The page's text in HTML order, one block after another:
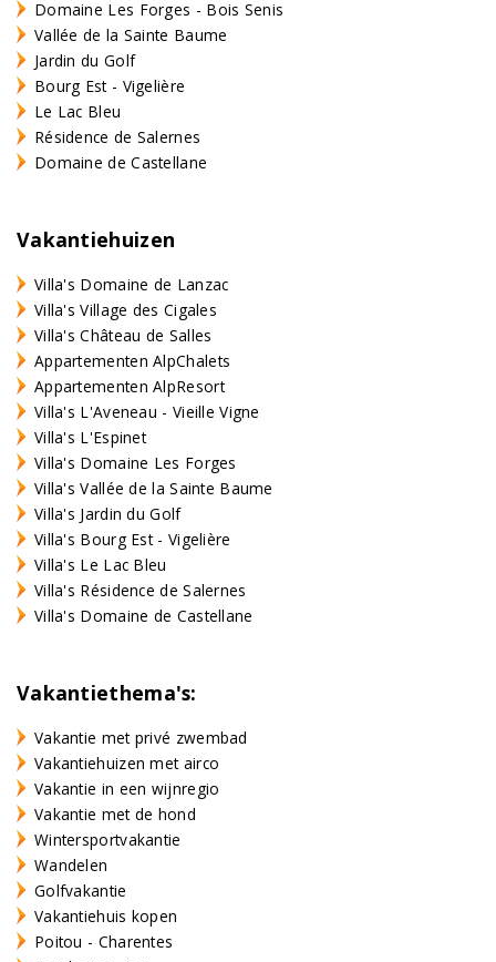
Domaine Les Forges - Bois Senis
Vallée de la Sainte Baume
Jardin du Golf
Bourg Est - Vigelière
Le Lac Bleu
Résidence de Salernes
Domaine de Castellane
Vakantiehuizen
Villa's Domaine de Lanzac
Villa's Village des Cigales
Villa's Château de Salles
Appartementen AlpChalets
Appartementen AlpResort
Villa's L'Aveneau - Vieille Vigne
Villa's L'Espinet
Villa's Domaine Les Forges
Villa's Vallée de la Sainte Baume
Villa's Jardin du Golf
Villa's Bourg Est - Vigelière
Villa's Le Lac Bleu
Villa's Résidence de Salernes
Villa's Domaine de Castellane
Vakantiethema's:
Vakantie met privé zwembad
Vakantiehuizen met airco
Vakantie in een wijnregio
Vakantie met de hond
Wintersportvakantie
Wandelen
Golfvakantie
Vakantiehuis kopen
Poitou - Charentes